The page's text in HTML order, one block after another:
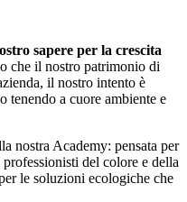
sapere per la crescita
che il nostro patrimonio di
il nostro intento è
tenendo a cuore ambiente e
nostra Academy: pensata per
del colore e della
le soluzioni ecologiche che